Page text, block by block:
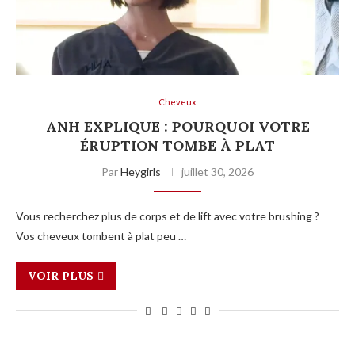
Cheveux
ANH EXPLIQUE : POURQUOI VOTRE
ÉRUPTION TOMBE À PLAT
ParHeygirls juillet 30, 2026
Vous recherchez plus de corps et de lift avec votre brushing ?
Vos cheveux tombent à plat peu …
VOIR PLUS